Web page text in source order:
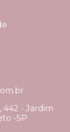
442 - Jardim
-SP